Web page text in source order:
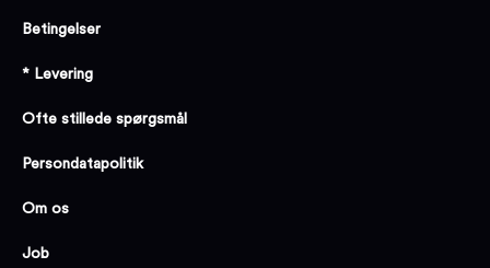
Betingelser
* Levering
Ofte stillede spørgsmål
Persondatapolitik
Om os
Job